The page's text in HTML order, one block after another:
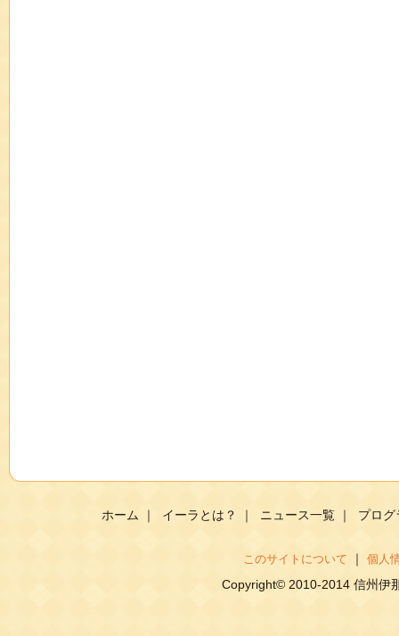
ホーム ｜ イーラとは？ ｜ ニュース一覧 ｜ プログ
このサイトについて ｜ 個人
Copyright© 2010-2014 信州伊